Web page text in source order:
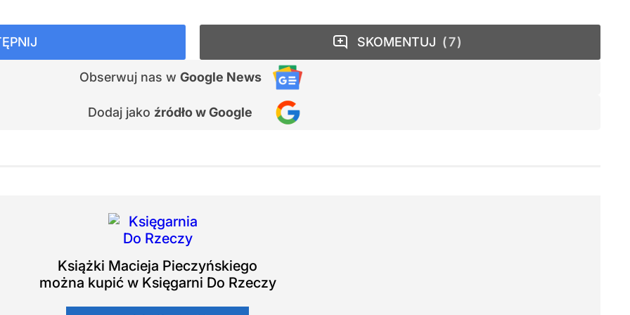
Obserwuj nas w Google News
Dodaj jako źródło w Google
SKOMENTUJ 7
Książki Macieja Pieczyńskiego
można kupić w Księgarni Do Rzeczy